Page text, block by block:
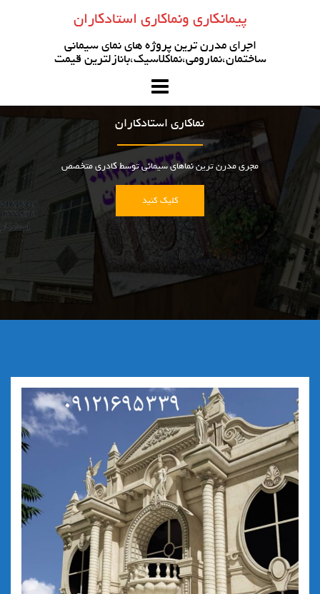
پیمانکاری ونماکاری استادکاران
اجرای مدرن ترین پروژه های نمای سیمانی
ساختمان،نمارومی،نماکلاسیک،بانازلترین قیمت
نماکاری استادکاران
مجری مدرن ترین نماهای سیمانی توسط کادری متخصص
کلیک کنید